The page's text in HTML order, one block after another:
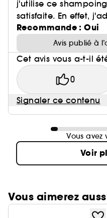
j'utilise ce
satisfaite. En effet,
Recommande : Oui
Avis publié à
Cet avis vous a-t-il
0
Signaler ce contenu
Vous avez
Voir
Vous aimerez